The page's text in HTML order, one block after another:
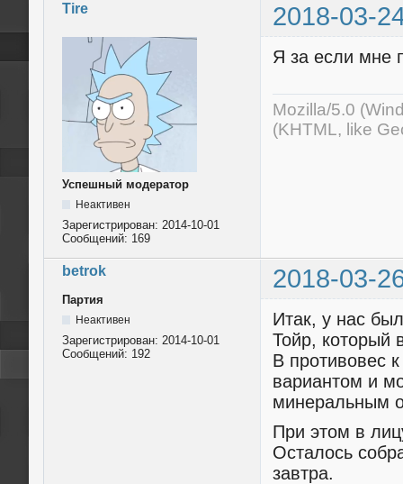
Tire 2018-03-
Успешный модератор
Неактивен
Зарегистрирован: 2014-10-01
Сообщений: 169
Я за если мне
Mozilla/5.0
(KHTML, like
betrok 2018-03-
Партия
Неактивен
Зарегистрирован: 2014-10-01
Сообщений: 192
Итак, у нас
Тойр, который
В противовес
вариантом и
минеральным о
При этом в
Осталось
завтра.